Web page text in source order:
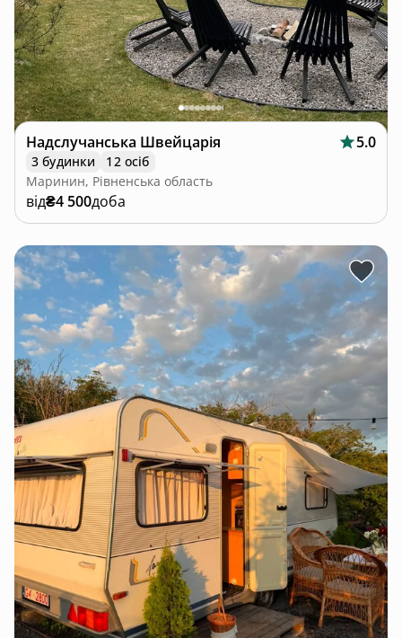
Надслучанська Швейцарія 5.0
3 будинки
12 осіб
Маринин, Рівненська область
від₴4 500доба